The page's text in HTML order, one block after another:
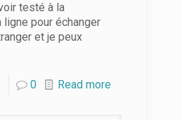
testé à la
pour échanger
et je peux
0 Read more